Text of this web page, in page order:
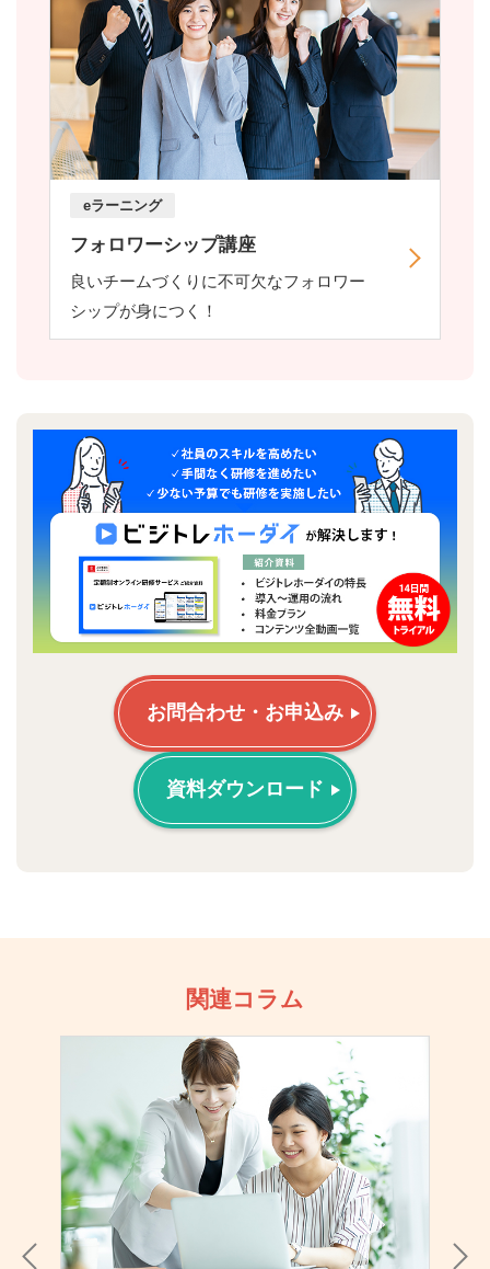
eラーニング
フォロワーシップ講座
良いチームづくりに不可欠なフォロワー
シップが身につく！
お問合わせ・お申込み
資料ダウンロード
関連コラム